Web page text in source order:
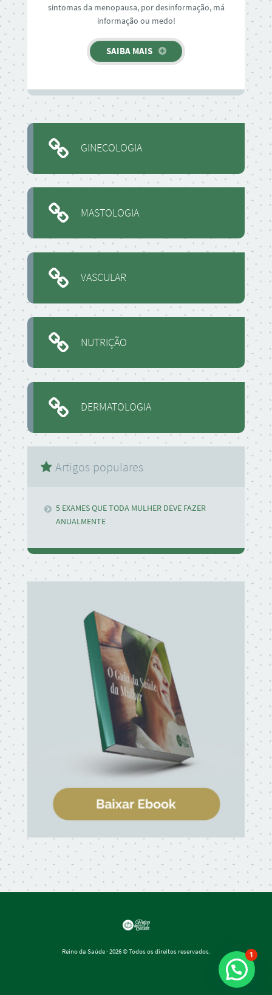
sintomas da menopausa, por desinformação, má
informação ou medo!
SAIBA MAIS
GINECOLOGIA
MASTOLOGIA
VASCULAR
NUTRIÇÃO
DERMATOLOGIA
Artigos populares
5 EXAMES QUE TODA MULHER DEVE FAZER
ANUALMENTE
Reino da Saúde· 2026 © Todos os direitos reservados. 1